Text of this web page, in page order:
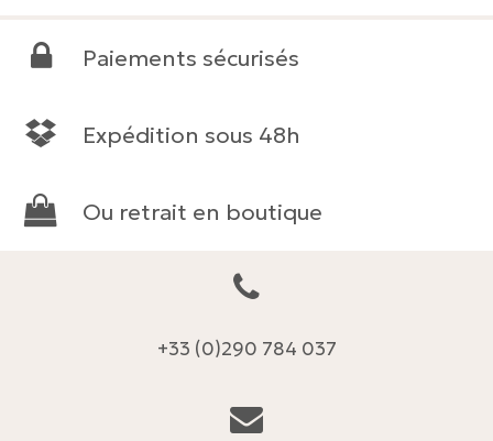
60 €.30 €.
Paiements sécurisés
Expédition sous 48h
Ou retrait en boutique
+33 (0)290 784 037